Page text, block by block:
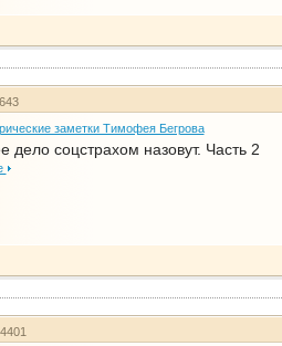
заметки Тимофея Бегрова
дело соцстрахом назовут. Часть 2